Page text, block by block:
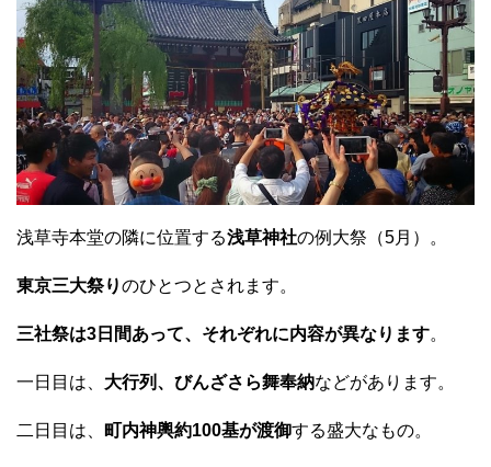
浅草寺本堂の隣に位置する浅草神社の例大祭（5月）。
東京三大祭りのひとつとされます。
三社祭は3日間あって、それぞれに内容が異なります。
一日目は、 大行列、びんざさら舞奉納などがあります。
二日目は、 町内神輿約100基が渡御する盛大なもの。